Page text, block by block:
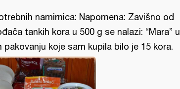
namirnica: Napomena: Zavišno od
tankih kora u 500 g se nalazi: “Mara” u
pakovanju koje sam kupila bilo je 15 kora.